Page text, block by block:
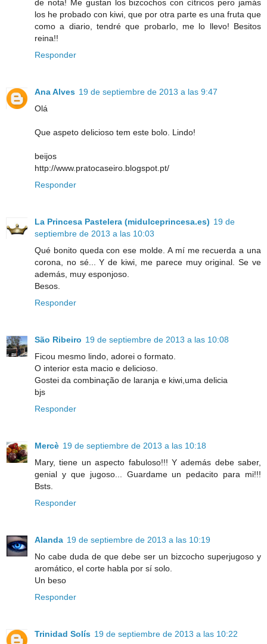
de nota! Me gustan los bizcochos con cítricos pero jamás
los he probado con kiwi, que por otra parte es una fruta que
como a diario, tendré que probarlo, me lo llevo! Besitos
reina!!
Responder
Ana Alves 19 de septiembre de 2013 a las 9:47
Olá
Que aspeto delicioso tem este bolo. Lindo!
beijos
http://www.pratocaseiro.blogspot.pt/
Responder
La Princesa Pastelera (midulceprincesa.es) 19 de
septiembre de 2013 a las 10:03
Qué bonito queda con ese molde. A mí me recuerda a una
corona, no sé... Y de kiwi, me parece muy original. Se ve
además, muy esponjoso.
Besos.
Responder
São Ribeiro 19 de septiembre de 2013 a las 10:08
Ficou mesmo lindo, adorei o formato.
O interior esta macio e delicioso.
Gostei da combinação de laranja e kiwi,uma delicia
bjs
Responder
Mercè 19 de septiembre de 2013 a las 10:18
Mary, tiene un aspecto fabuloso!!! Y además debe saber,
genial y que jugoso... Guardame un pedacito para mi!!!
Bsts.
Responder
Alanda 19 de septiembre de 2013 a las 10:19
No cabe duda de que debe ser un bizcocho superjugoso y
aromático, el corte habla por sí solo.
Un beso
Responder
Trinidad Solís 19 de septiembre de 2013 a las 10:22